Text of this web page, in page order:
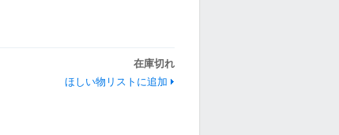
在庫切れ
ほしい物リストに追加